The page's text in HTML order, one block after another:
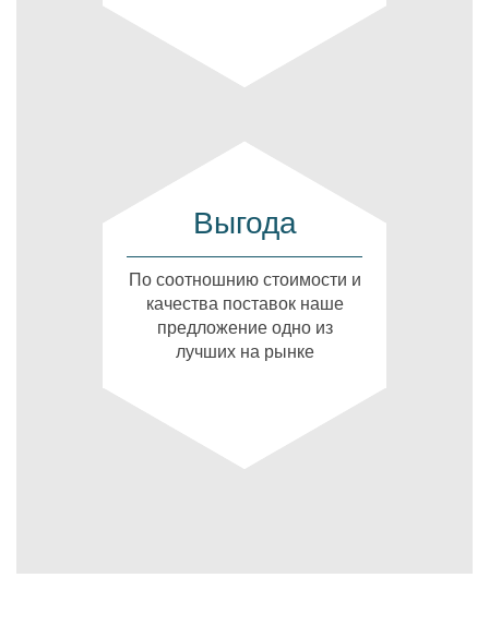
Выгода
По соотношнию стоимости и
качества поставок наше
предложение одно из
лучших на рынке